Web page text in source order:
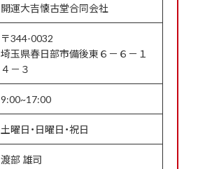
開運大吉懐古堂合同会社
〒344-0032
埼玉県春日部市備後東６－６－１
４－３
9:00~17:00
土曜日・日曜日・祝日
渡部 雄司